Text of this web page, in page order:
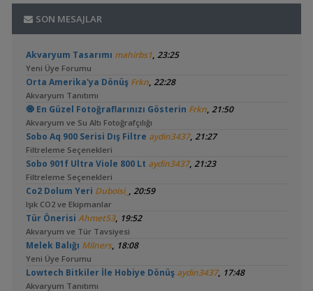
SON MESAJLAR
Akvaryum Tasarımı mahirbs1, 23:25
Yeni Üye Forumu
Orta Amerika'ya Dönüş Frkn, 22:28
Akvaryum Tanıtımı
🧿 En Güzel Fotoğraflarınızı Gösterin Frkn, 21:50
Akvaryum ve Su Altı Fotoğrafçılığı
Sobo Aq 900 Serisi Dış Filtre aydin3437, 21:27
Filtreleme Seçenekleri
Sobo 901f Ultra Viole 800 Lt aydin3437, 21:23
Filtreleme Seçenekleri
Co2 Dolum Yeri Duboisi_ , 20:59
Işık CO2 ve Ekipmanlar
Tür Önerisi Ahmet53, 19:52
Akvaryum ve Tür Tavsiyesi
Melek Balığı Milners, 18:08
Yeni Üye Forumu
Lowtech Bitkiler İle Hobiye Dönüş aydin3437, 17:48
Akvaryum Tanıtımı